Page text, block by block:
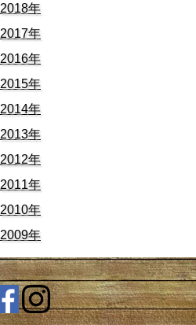
2018年
2017年
2016年
2015年
2014年
2013年
2012年
2011年
2010年
2009年